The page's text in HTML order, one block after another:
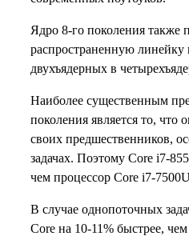
Ядро 8-го поколения также
распространенную линейку
двухъядерных в
Наиболее существенным
поколения является то, что
своих предшественников,
задачах. Поэтому Core i7-
чем процессор Core i7-
В случае однопоточных
Core на 10-11% быстрее,